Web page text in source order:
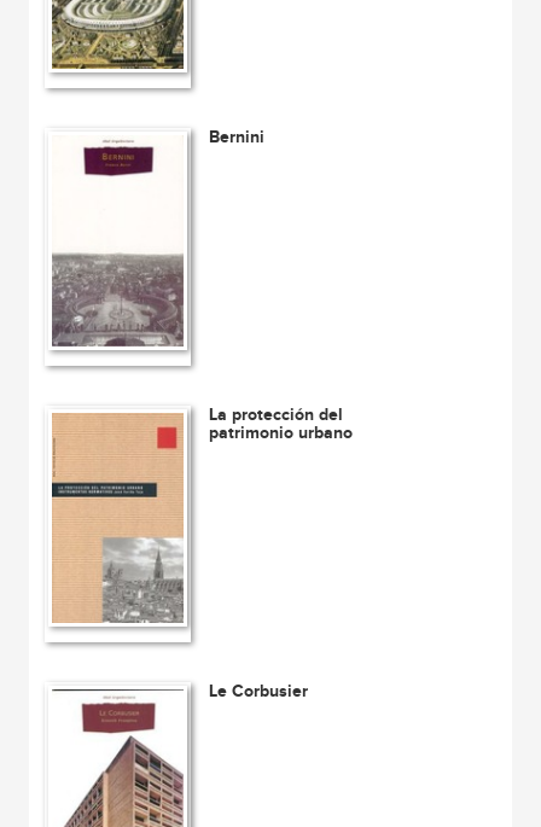
Bernini
La protección del
patrimonio urbano
Le Corbusier